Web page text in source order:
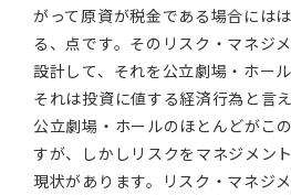
がって原資が税金である場合には
る、点です。そのリスク・マネジ
設計して、それを公立劇場・ホー
それは投資に値する経済行為と言
公立劇場・ホールのほとんどがこ
すが、しかしリスクをマネジメン
現状があります。リスク・マネジ